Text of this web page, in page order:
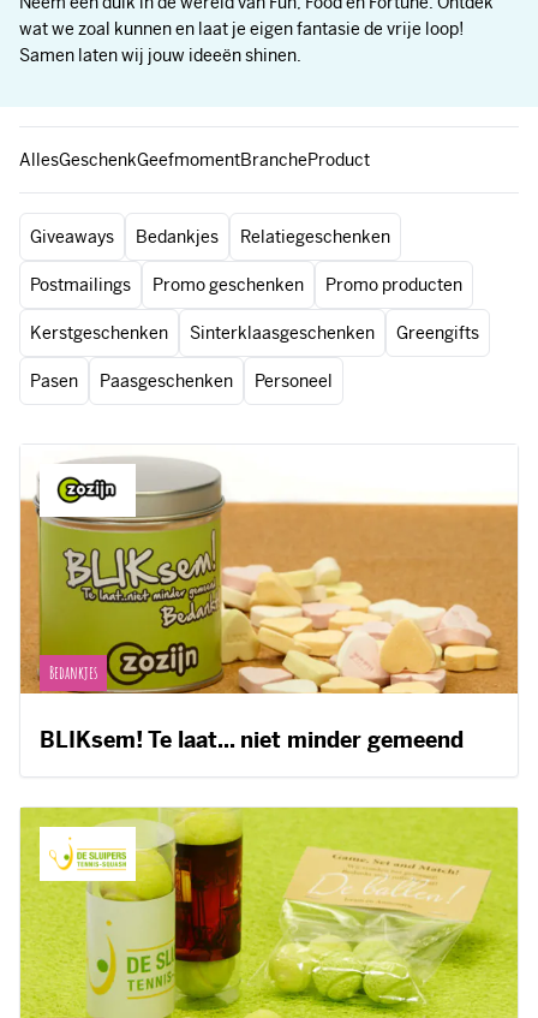
wat we zoal kunnen en laat je eigen fantasie de vrije loop!
Samen laten wij jouw ideeën shinen.
AllesGeschenkGeefmomentBrancheProduct
Giveaways Bedankjes Relatiegeschenken
Postmailings Promo geschenken Promo producten
Kerstgeschenken Sinterklaasgeschenken Greengifts
Pasen Paasgeschenken Personeel
Bedankjes
BLIKsem! Te laat... niet minder gemeend